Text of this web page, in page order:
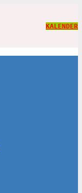
KALENDER